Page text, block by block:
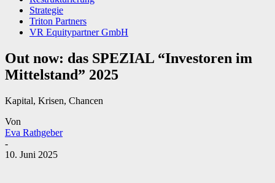
Strategie
Triton Partners
VR Equitypartner GmbH
Out now: das SPEZIAL “Investoren im
Mittelstand” 2025
Kapital, Krisen, Chancen
Von
Eva Rathgeber
-
10. Juni 2025